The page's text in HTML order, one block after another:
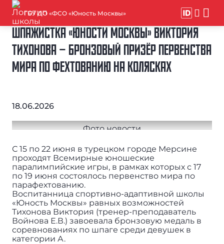
ГБУ ДО «ФСО «Юность Москвы»
ШПАЖИСТКА «ЮНОСТИ МОСКВЫ» ВИКТОРИЯ
ТИХОНОВА – БРОНЗОВЫЙ ПРИЗЁР ПЕРВЕНСТВА
МИРА ПО ФЕХТОВАНИЮ НА КОЛЯСКАХ
18.06.2026
С 15 по 22 июня в турецком городе Мерсине
проходят Всемирные юношеские
паралимпийские игры, в рамках которых с 17
по 19 июня состоялось первенство мира по
парафехтованию.
Воспитанница спортивно-адаптивной школы
«Юность Москвы» равных возможностей
Тихонова Виктория (тренер-преподаватель
Войнова Е.В.) завоевала бронзовую медаль в
соревнованиях по шпаге среди девушек в
категории А.